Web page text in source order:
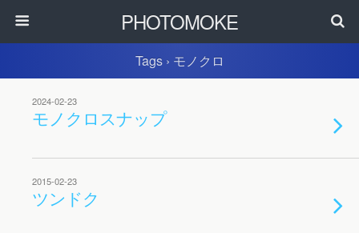
PHOTOMOKE
Tags › モノクロ
2024-02-23
モノクロスナップ
2015-02-23
ツンドク